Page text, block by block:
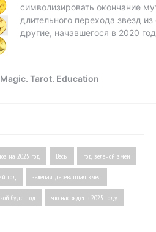
на 2025 год Весы год зеленой змеи
год зеленая деревянная змея
будет год что нас ждет в 2025 году